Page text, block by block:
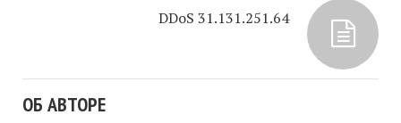
DDoS 31.131.251.64
ОБ АВТОРЕ